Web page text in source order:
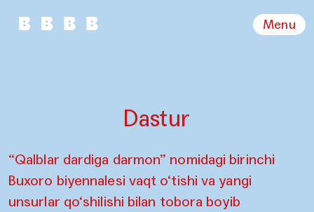
Menu
Dastur
“Qalblar dardiga darmon” nomidagi birinchi
Buxoro biyennalesi vaqt o‘tishi va yangi
unsurlar qo‘shilishi bilan tobora boyib